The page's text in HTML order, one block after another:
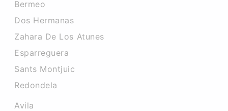
Bermeo
Dos Hermanas
Zahara De Los Atunes
Esparreguera
Sants Montjuic
Redondela
Avila